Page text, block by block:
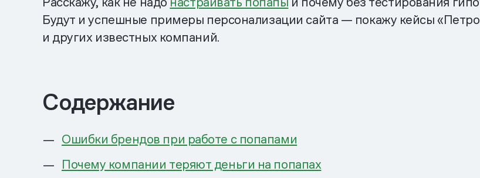
Будут и успешные примеры персонализации сайта — покажу кейсы
и других известных компаний.
Содержание
Ошибки брендов при работе с попапами
Почему компании теряют деньги на попапах